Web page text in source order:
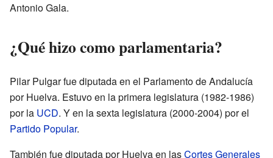
Antonio Gala.
¿Qué hizo como parlamentaria?
Pilar Pulgar fue diputada en el Parlamento de Andalucía
por Huelva. Estuvo en la primera legislatura (1982-1986)
por la UCD. Y en la sexta legislatura (2000-2004) por el
Partido Popular.
También fue diputada por Huelva en lasCortes Generales